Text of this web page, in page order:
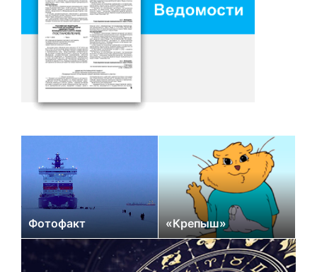
Фотофакт «Крепыш»